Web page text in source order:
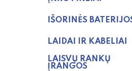
IŠORINĖS
LAIDAI IR KABELIAI
LAISVŲ RANKŲ
ĮRANGOS